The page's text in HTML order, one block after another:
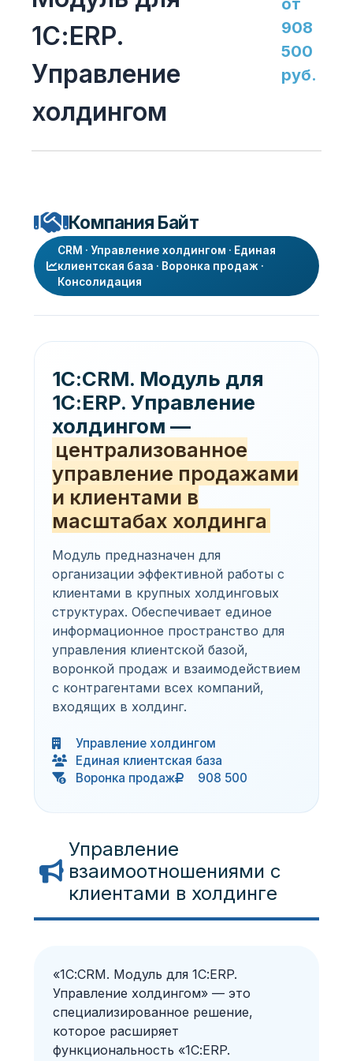
1С:ERP.
Управление
холдингом
от
908
500
руб.
Компания Байт
CRM · Управление холдингом · Единая
клиентская база · Воронка продаж ·
Консолидация
1С:CRM. Модуль для
1С:ERP. Управление
холдингом —
централизованное
управление продажами
и клиентами в
масштабах холдинга
Модуль предназначен для
организации эффективной работы с
клиентами в крупных холдинговых
структурах. Обеспечивает единое
информационное пространство для
управления клиентской базой,
воронкой продаж и взаимодействием
с контрагентами всех компаний,
входящих в холдинг.
Управление холдингом
Единая клиентская база
Воронка продаж
908 500
Управление
взаимоотношениями с
клиентами в холдинге
«1С:CRM. Модуль для 1С:ERP.
Управление холдингом» — это
специализированное решение,
которое расширяет
функциональность «1С:ERP.